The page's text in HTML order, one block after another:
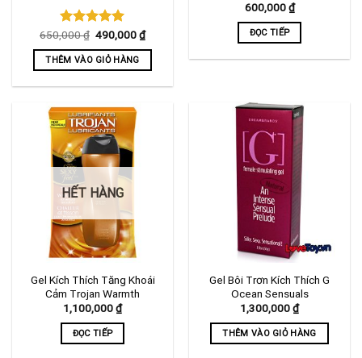
Được xếp
hạng5.00
5 sao
650,000₫ Giá
là:
650,000 ₫.
490,000₫Giá
hiện
tại
THÊM VÀO GIỎ HÀNG
600,000₫
ĐỌC TIẾP
HẾT HÀNG
Gel Kích Thích Tăng Khoái
Cảm Trojan Warmth
1,100,000₫
ĐỌC TIẾP
Gel Bôi Trơn Kích Thích G
Ocean Sensuals
1,300,000₫
THÊM VÀO GIỎ HÀNG